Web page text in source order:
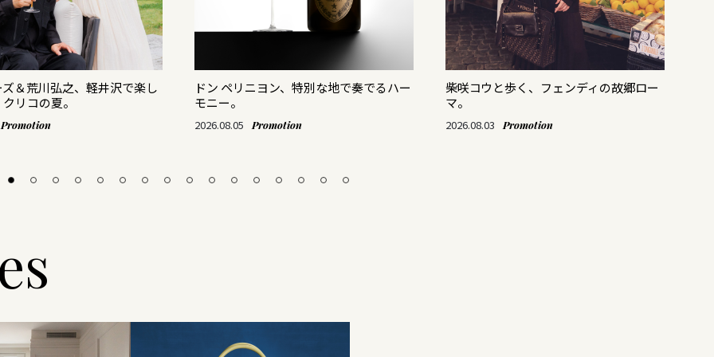
＆荒川弘之、軽井沢で楽し
リコの夏。
Promotion
ドン ペリニヨン、特別な地で奏でるハー
モニー。
2026.08.05 Promotion
柴咲コウと歩く、フェンディの故郷ロー
マ。
2026.08.03 Promotion